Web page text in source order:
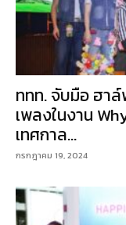
ททท. จับมือ ฮา
เพลงในงาน
เทศกาล...
กรกฎาคม 19, 2024